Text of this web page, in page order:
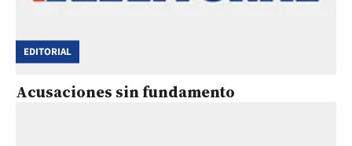
EDITORIAL
Acusaciones sin fundamento